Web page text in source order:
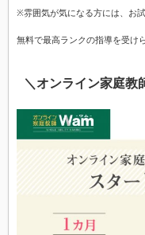
※雰囲気が気になる方には、お
無料で最高ランクの指導を受け
＼オンライン家庭教